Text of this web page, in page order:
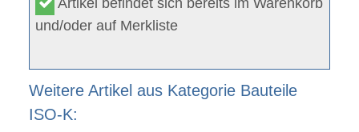
und/oder auf Merkliste
Weitere Artikel aus Kategorie Bauteile
ISO-K: